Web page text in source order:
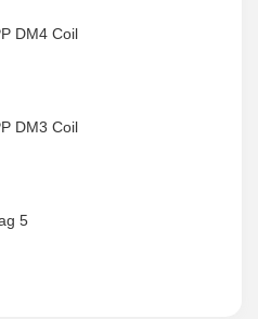
DM4 Coil
DM3 Coil
5